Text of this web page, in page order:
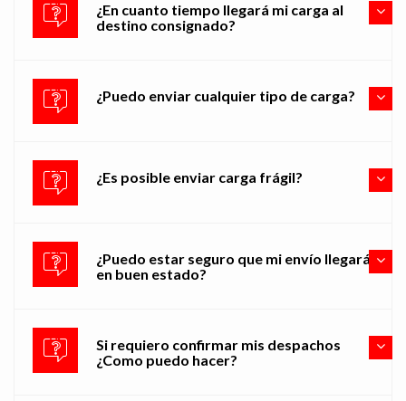
¿En cuanto tiempo llegará mi carga al
destino consignado?
¿Puedo enviar cualquier tipo de carga?
¿Es posible enviar carga frágil?
¿Puedo estar seguro que mi envío llegará
en buen estado?
Si requiero confirmar mis despachos
¿Como puedo hacer?